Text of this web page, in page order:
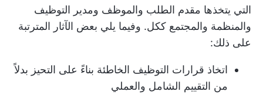
التي يتخذها مقدم الطلب والموظف ومدير التوظيف
والمنظمة والمجتمع ككل. وفيما يلي بعض الآثار المترتبة
على ذلك:
اتخاذ قرارات التوظيف الخاطئة بناءً على التحيز بدلاً
من التقييم الشامل والعملي